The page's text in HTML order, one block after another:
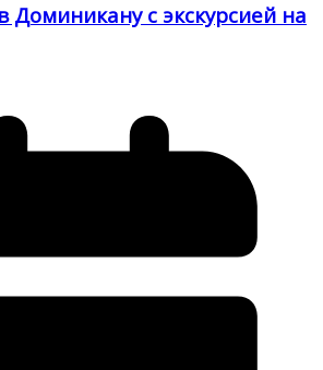
Доминикану с экскурсией на